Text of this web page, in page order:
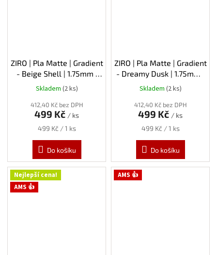
ZIRO | Pla Matte | Gradient
- Beige Shell | 1.75mm |
1kg
Skladem (2 ks)
412,40 Kč bez DPH
499 Kč / ks
Měrná
499 Kč / 1 ks
Do košíku
ZIRO | Pla Matte | Gradient
- Dreamy Dusk | 1.75mm |
1kg
Skladem (2 ks)
412,40 Kč bez DPH
499 Kč / ks
Měrná
499 Kč / 1 ks
Do košíku
Nejlepší cena!
AMS 👍
AMS 👍